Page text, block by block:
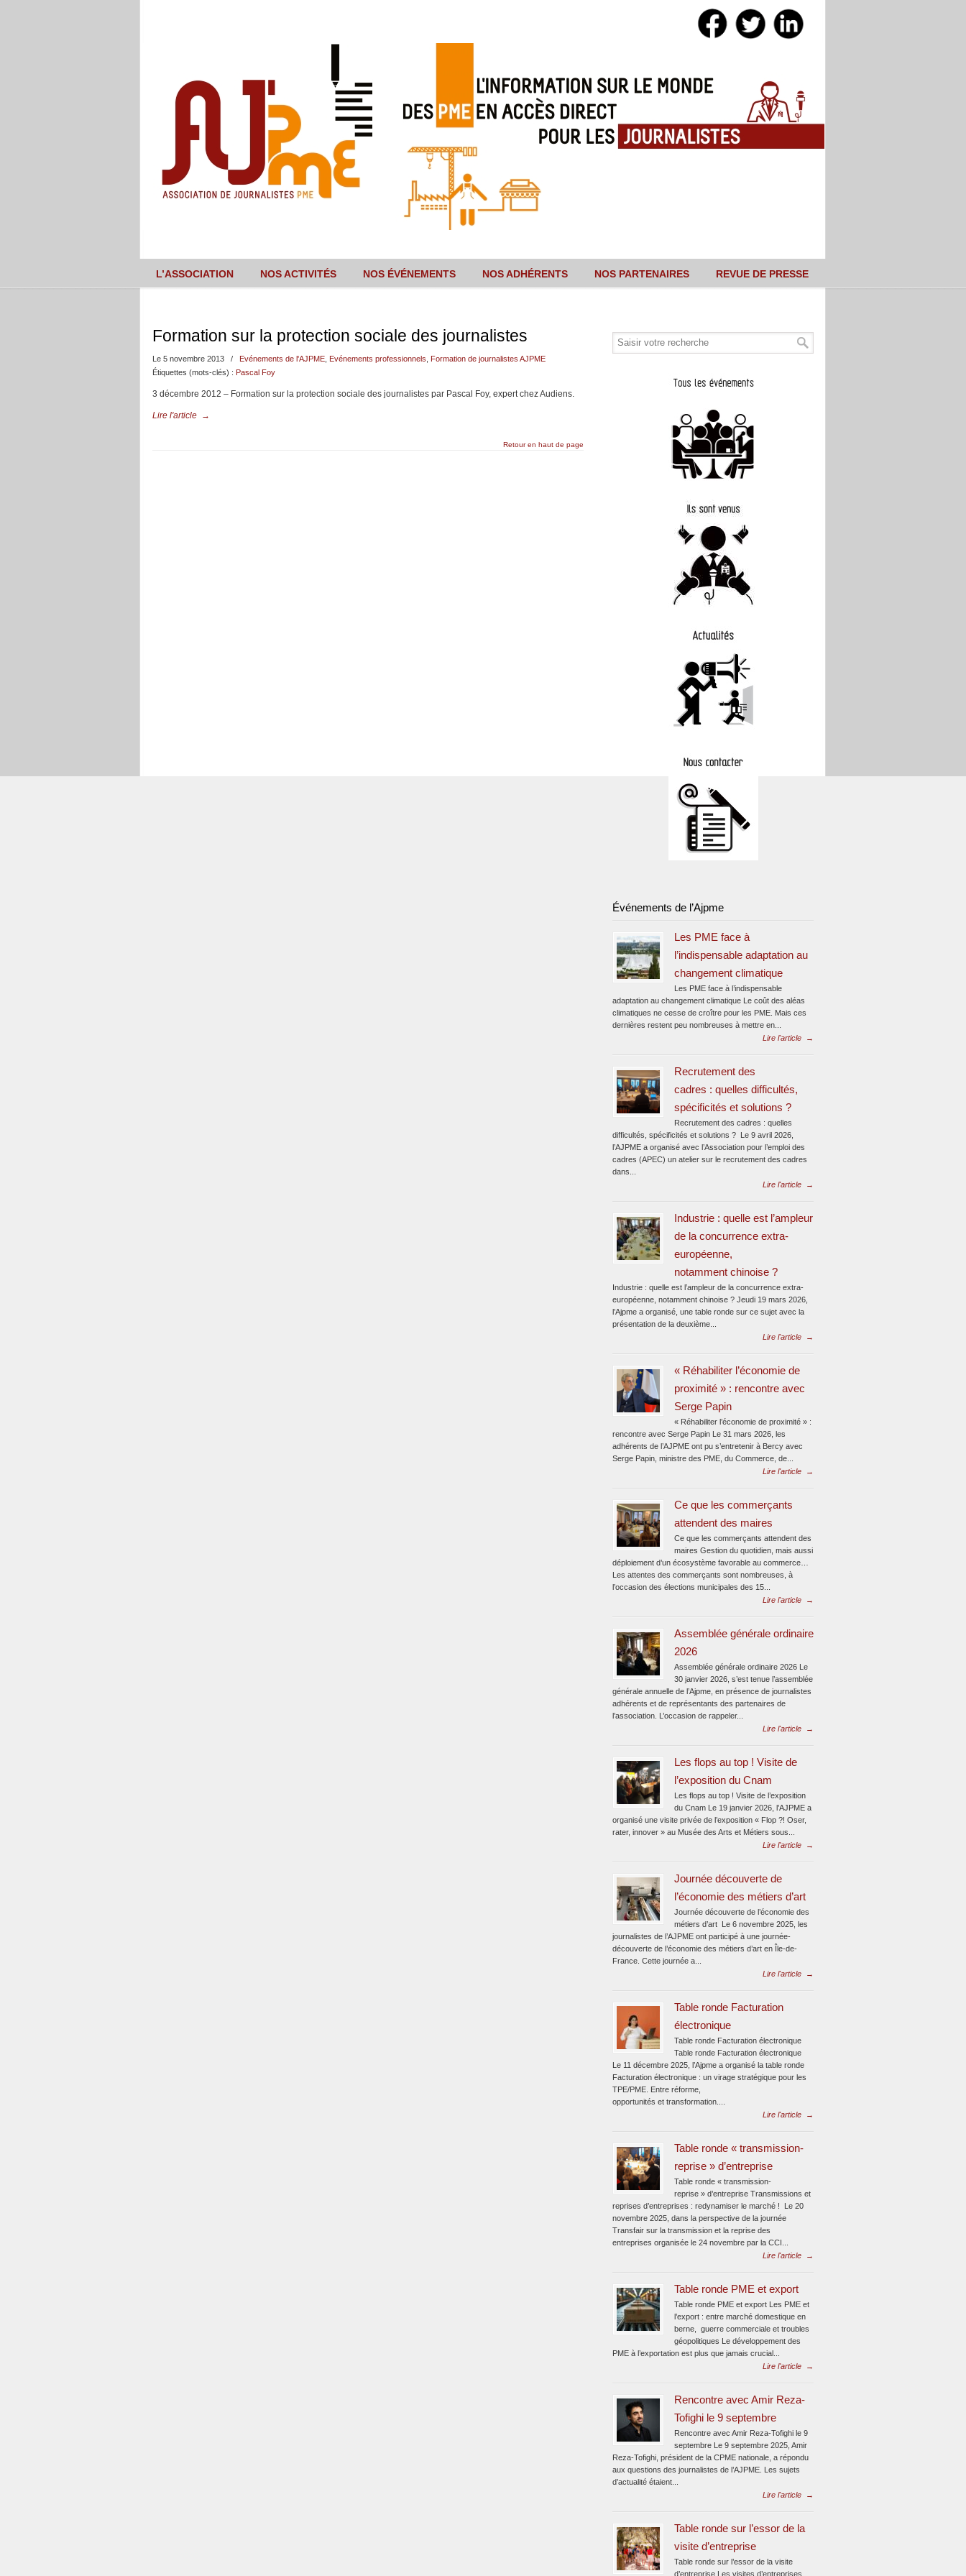
L’ASSOCIATION NOS ACTIVITÉS NOS ÉVÉNEMENTS NOS ADHÉRENTS NOS PARTENAIRES REVUE DE PRESSE
Formation sur la protection sociale des journalistes
Le 5 novembre 2013 / Evénements de l'AJPME Evénements professionnels
Formation de journalistes AJPME
Étiquettes (mots-clés) : Pascal Foy
3 décembre 2012 – Formation sur la protection sociale des journalistes par Pascal Foy, expert chez Audiens.
Lire l'article →
Retour en haut de page
Événements de l’Ajpme
Les PME face à
l’indispensable adaptation au
changement climatique
Les PME face à l’indispensable
adaptation au changement climatique Le coût des aléas
climatiques ne cesse de croître pour les PME. Mais ces
dernières restent peu nombreuses à mettre en...
Lire l'article
→
Recrutement des
cadres : quelles difficultés,
spécificités et solutions ?
Recrutement des cadres : quelles
difficultés, spécificités et solutions ? Le 9 avril 2026,
l’AJPME a organisé avec l’Association pour l’emploi des
cadres (APEC) un atelier sur le recrutement des cadres
dans...
Lire l'article
→
Industrie : quelle est l’ampleur
de la concurrence extra-
européenne,
notamment chinoise ?
Industrie : quelle est l’ampleur de la concurrence extra-
européenne, notamment chinoise ? Jeudi 19 mars 2026,
l’Ajpme a organisé, une table ronde sur ce sujet avec la
présentation de la deuxième...
Lire l'article
→
« Réhabiliter l’économie de
proximité » : rencontre avec
Serge Papin
« Réhabiliter l’économie de proximité » :
rencontre avec Serge Papin Le 31 mars 2026, les
adhérents de l’AJPME ont pu s’entretenir à Bercy avec
Serge Papin, ministre des PME, du Commerce, de...
Lire l'article
→
Ce que les commerçants
attendent des maires
Ce que les commerçants attendent des
maires Gestion du quotidien, mais aussi
déploiement d’un écosystème favorable au commerce…
Les attentes des commerçants sont nombreuses, à
l’occasion des élections municipales des 15...
Lire l'article
→
Assemblée générale ordinaire
2026
Assemblée générale ordinaire 2026 Le
30 janvier 2026, s’est tenue l’assemblée
générale annuelle de l’Ajpme, en présence de journalistes
adhérents et de représentants des partenaires de
l’association. L’occasion de rappeler...
Lire l'article
→
Les flops au top ! Visite de
l’exposition du Cnam
Les flops au top ! Visite de l’exposition
du Cnam Le 19 janvier 2026, l’AJPME a
organisé une visite privée de l’exposition « Flop ?! Oser,
rater, innover » au Musée des Arts et Métiers sous...
Lire l'article
→
Journée découverte de
l’économie des métiers d’art
Journée découverte de l’économie des
métiers d’art Le 6 novembre 2025, les
journalistes de l’AJPME ont participé à une journée-
découverte de l’économie des métiers d’art en Île-de-
France. Cette journée a...
Lire l'article
→
Table ronde Facturation
électronique
Table ronde Facturation électronique
Table ronde Facturation électronique
Le 11 décembre 2025, l’Ajpme a organisé la table ronde
Facturation électronique : un virage stratégique pour les
TPE/PME. Entre réforme,
opportunités et transformation....
Lire l'article
→
Table ronde « transmission-
reprise » d’entreprise
Table ronde « transmission-
reprise » d’entreprise Transmissions et
reprises d’entreprises : redynamiser le marché ! Le 20
novembre 2025, dans la perspective de la journée
Transfair sur la transmission et la reprise des
entreprises organisée le 24 novembre par la CCI...
Lire l'article
→
Table ronde PME et export
Table ronde PME et export Les PME et
l’export : entre marché domestique en
berne, guerre commerciale et troubles
géopolitiques Le développement des
PME à l’exportation est plus que jamais crucial...
Lire l'article
→
Rencontre avec Amir Reza-
Tofighi le 9 septembre
Rencontre avec Amir Reza-Tofighi le 9
septembre Le 9 septembre 2025, Amir
Reza-Tofighi, président de la CPME nationale, a répondu
aux questions des journalistes de l’AJPME. Les sujets
d’actualité étaient...
Lire l'article
→
Table ronde sur l’essor de la
visite d’entreprise
Table ronde sur l’essor de la visite
d’entreprise Les visites d’entreprises